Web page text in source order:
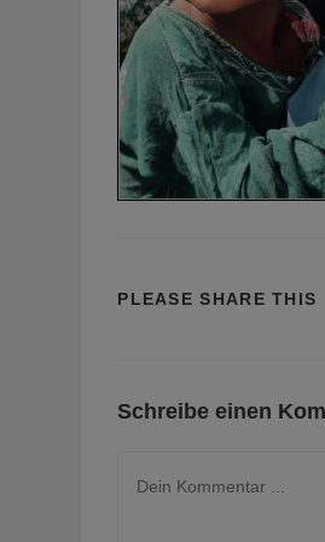
PLEASE SHARE THIS
Schreibe einen